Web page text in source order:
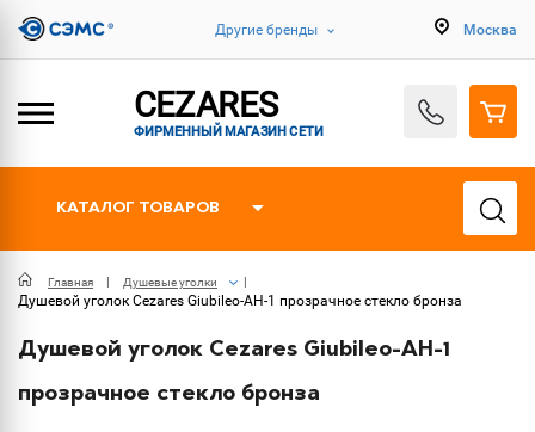
Другие бренды Москва
CEZARES
ФИРМЕННЫЙ МАГАЗИН СЕТИ
КАТАЛОГ ТОВАРОВ
Главная Душевые уголки
Душевой уголок Cezares Giubileo-AH-1 прозрачное стекло бронза
Душевой уголок Cezares Giubileo-AH-1
прозрачное стекло бронза